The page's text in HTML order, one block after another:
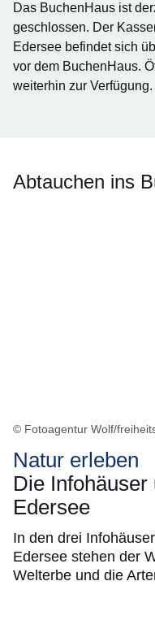
Das BuchenHaus ist
geschlossen. Der
Edersee befindet sich
vor dem BuchenHaus.
weiterhin zur Verfügung.
Abtauchen ins
© Fotoagentur Wolf/
Natur erleben
Die
Edersee
In den drei
Edersee stehen der
Welterbe und die